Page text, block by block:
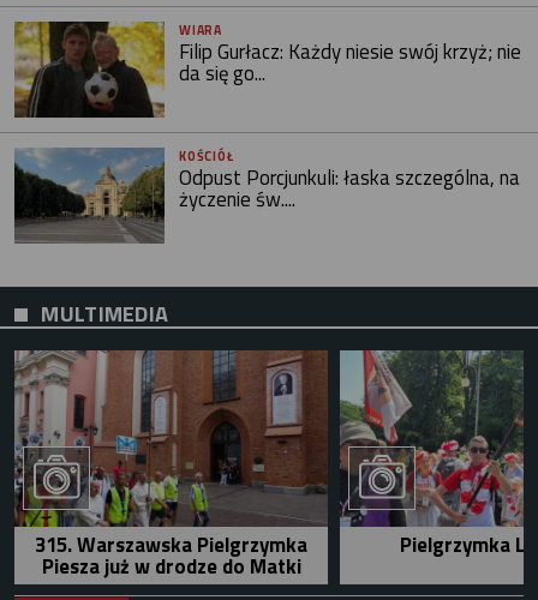
WIARA
Filip Gurłacz: Każdy niesie swój krzyż; nie
da się go...
KOŚCIÓŁ
Odpust Porcjunkuli: łaska szczególna, na
życzenie św....
MULTIMEDIA
315. Warszawska Pielgrzymka
Piesza już w drodze do Matki
Pielgrzymka